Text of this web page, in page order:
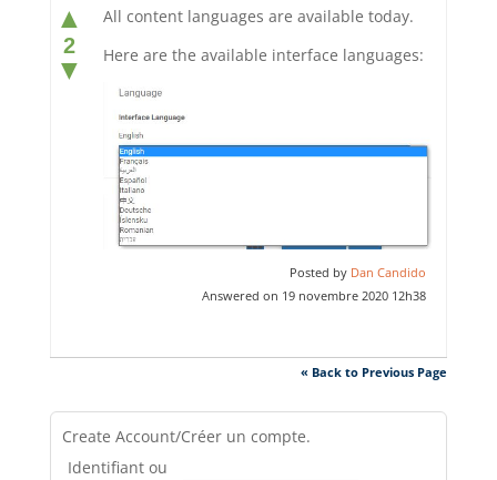
▲
2
▼
All content languages are available today.
Here are the available interface languages:
Posted by Dan Candido
Answered on 19 novembre 2020 12h38
« Back to Previous Page
Create Account/Créer un compte.
Identifiant ou